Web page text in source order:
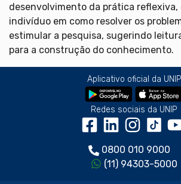
desenvolvimento da prática
indivíduo em como resolver os
estimular a pesquisa, sugerindo
para a construção do conhecimento.
Aplicativo oficial da UNIP
Redes sociais da UNIP
0800 010 9000
(11) 94303-5000